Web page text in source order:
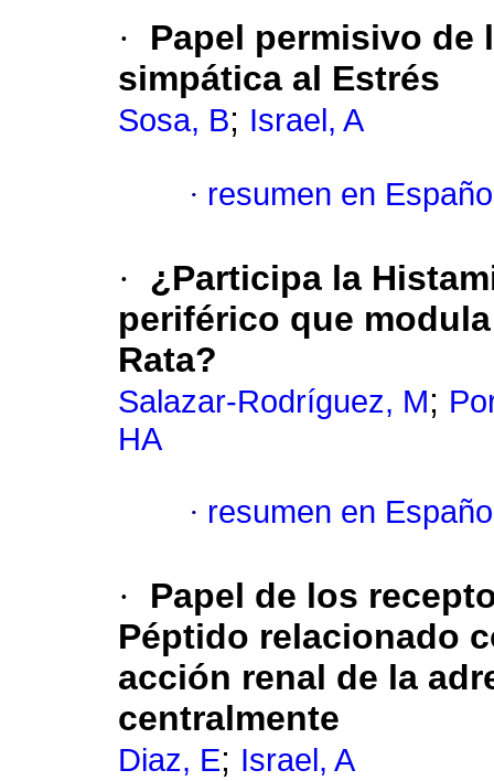
·
Papel permisivo de
simpática al Estrés
Sosa, B; Israel, A
· resumen en
·
¿Participa la
periférico que
Rata?
Salazar-Rodríguez, M;
HA
· resumen en
·
Papel de los
Péptido relacionado
acción renal de la
centralmente
Diaz, E; Israel, A